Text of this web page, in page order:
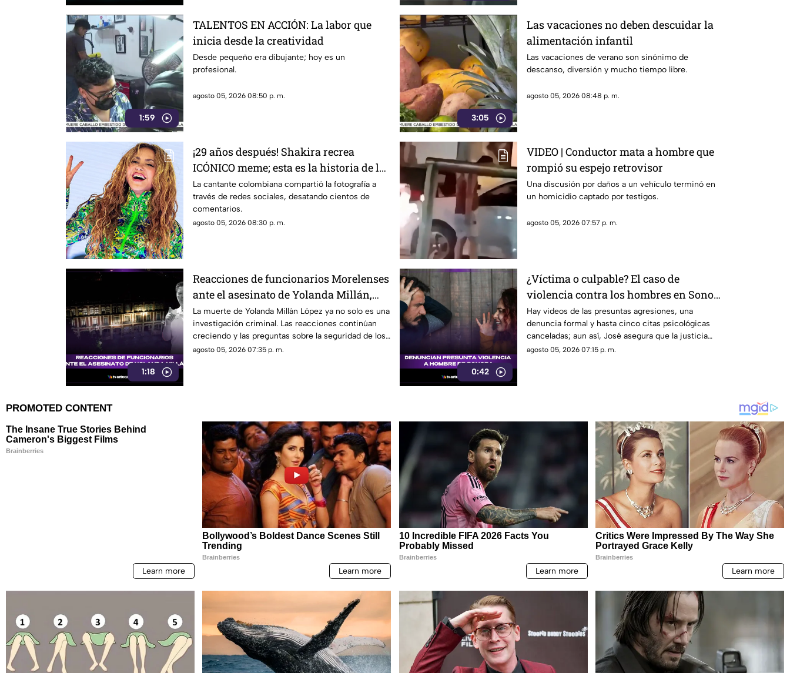
1:59
TALENTOS EN ACCIÓN: La labor que
inicia desde la creatividad
Desde pequeño era dibujante; hoy es un
profesional.
agosto 05, 2026 08:50 p. m.
3:05
Las vacaciones no deben descuidar la
alimentación infantil
Las vacaciones de verano son sinónimo de
descanso, diversión y mucho tiempo libre.
agosto 05, 2026 08:48 p. m.
¡29 años después! Shakira recrea
ICÓNICO meme; esta es la historia de la
fotografía
La cantante colombiana compartió la fotografía a
través de redes sociales, desatando cientos de
comentarios.
agosto 05, 2026 08:30 p. m.
VIDEO | Conductor mata a hombre que
rompió su espejo retrovisor
Una discusión por daños a un vehículo terminó en
un homicidio captado por testigos.
agosto 05, 2026 07:57 p. m.
1:18
Reacciones de funcionarios Morelenses
ante el asesinato de Yolanda Millán,
ayudante municipal de Tepetzingo
La muerte de Yolanda Millán López ya no solo es una
investigación criminal. Las reacciones continúan
creciendo y las preguntas sobre la seguridad de los
funcionarios municipales en Morelos son cada vez
agosto 05, 2026 07:35 p. m.
0:42
¿Víctima o culpable? El caso de
violencia contra los hombres en Sonora
que está generando conversación en
redes sociales
Hay videos de las presuntas agresiones, una
denuncia formal y hasta cinco citas psicológicas
canceladas; aun así, José asegura que la justicia
sigue sin llegar.
agosto 05, 2026 07:15 p. m.